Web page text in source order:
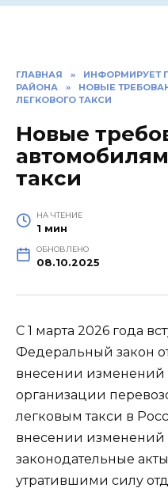
ГЛАВНАЯ »
ИНФОРМИРУЕТ
РАЙОНА
»
НОВЫЕ
ЛЕГКОВОГО ТАКСИ
Новые
такси
НА ЧТЕНИЕ
1 мин
ОБНОВЛЕНО
08.10.2025
С 1 марта 2026 года
Федеральный закон
внесении изменений
организации
легковым такси в
внесении изменений
законодательные
утратившими силу